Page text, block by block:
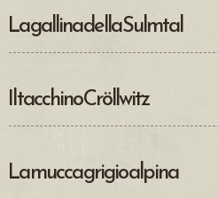
La gallina della Sulmtal
Il tacchino Cröllwitz
La mucca grigio alpina